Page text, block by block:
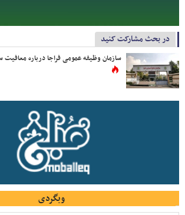
در بحث مشارکت کنید
سازمان وظیفه عمومی فراجا درباره معافیت
وبگردی